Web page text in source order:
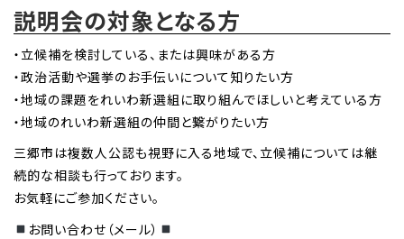
説明会の対象となる方
・立候補を検討している、または興味がある方
・政治活動や選挙のお手伝いについて知りたい方
・地域の課題をれいわ新選組に取り組んでほしいと考えている方
・地域のれいわ新選組の仲間と繋がりたい方
三郷市は複数人公認も視野に入る地域で、立候補については継
続的な相談も行っております。
お気軽にご参加ください。
お問い合わせ（メール）